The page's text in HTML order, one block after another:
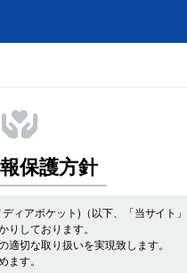
保護方針
ィアポケット)（以下、「当サイト
しております。
切な取り扱いを実現致します。
す。